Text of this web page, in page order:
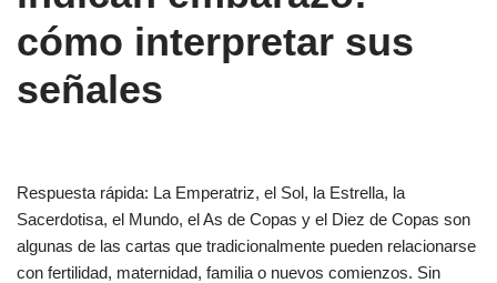
cómo interpretar sus
señales
Respuesta rápida: La Emperatriz, el Sol, la Estrella, la
Sacerdotisa, el Mundo, el As de Copas y el Diez de Copas son
algunas de las cartas que tradicionalmente pueden relacionarse
con fertilidad, maternidad, familia o nuevos comienzos. Sin